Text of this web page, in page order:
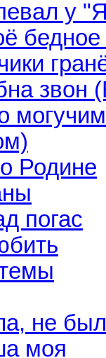
у
бедное
звон
могучим
Родине
погас
не
моя